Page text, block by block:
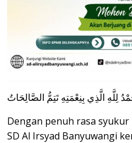
لِلَّهِ الَّذِي بِنِعْمَتِهِ تَتِمُّ الصَّالِحَاتُ
Dengan penuh rasa
SD Al Irsyad Banyuwangi